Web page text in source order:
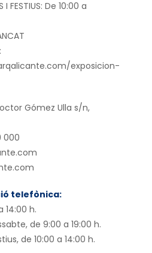
I FESTIUS: De 10:00 a
exposicion-
Gómez Ulla s/n,
000
telefònica:
14:00 h.
de 9:00 a 19:00 h.
de 10:00 a 14:00 h.